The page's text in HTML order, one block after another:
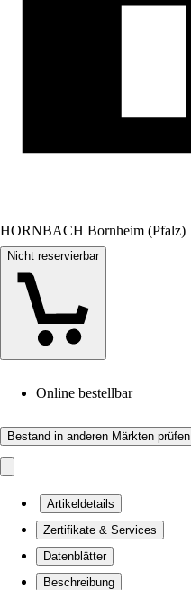
HORNBACH Bornheim (Pfalz)
Nicht reservierbar
Online bestellbar
Bestand in anderen Märkten prüfen
Artikeldetails
Zertifikate & Services
Datenblätter
Beschreibung